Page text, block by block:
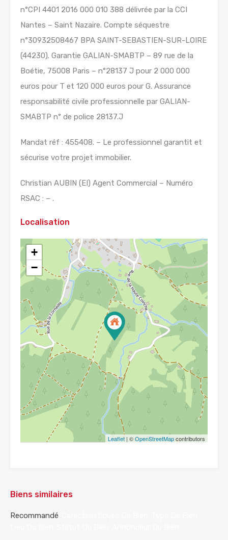
n°CPI 4401 2016 000 010 388 délivrée par la CCI
Nantes – Saint Nazaire. Compte séquestre
n°30932508467 BPA SAINT-SEBASTIEN-SUR-LOIRE
(44230). Garantie GALIAN-SMABTP – 89 rue de la
Boétie, 75008 Paris – n°28137 J pour 2 000 000
euros pour T et 120 000 euros pour G. Assurance
responsabilité civile professionnelle par GALIAN-
SMABTP n° de police 28137.J
Mandat réf : 455408. – Le professionnel garantit et
sécurise votre projet immobilier.
Christian AUBIN (EI) Agent Commercial – Numéro
RSAC : – .
Localisation
+
−
Leaflet | ©OpenStreetMapcontributors
Biens similaires
Recommandé